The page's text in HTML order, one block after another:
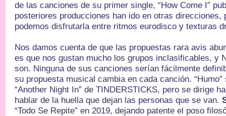
de las canciones de su primer single, “How Come I”
posteriores producciones han ido en otras direcciones,
podemos disfrutarla entre ritmos eurodisco y texturas
Nos damos cuenta de que las propuestas rara avis
es que nos gustan mucho los grupos inclasificables, y
son. Ninguna de sus canciones serían fácilmente
su propuesta musical cambia en cada canción.
“Another Night In” de TINDERSTICKS, pero se dirige
hablar de la huella que dejan las personas que se van.
“Todo Se Repite” en 2019, dejando patente el poso